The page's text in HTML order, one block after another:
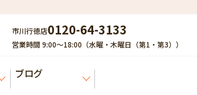
市川行徳店0120-64-3133
営業時間 9:00～18:00（水曜・木曜日（第1・第3））
ブログ